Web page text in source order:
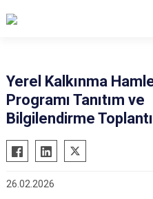
Bozüyük
Gölpazarı
İnhisar
Yerel Kalkınma
Programı Tanıtım ve
Bilgilendirme
26.02.2026